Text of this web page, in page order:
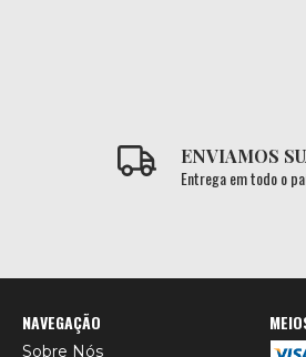
ENVIAMOS
Entrega em todo o
NAVEGAÇÃO
Sobre Nós